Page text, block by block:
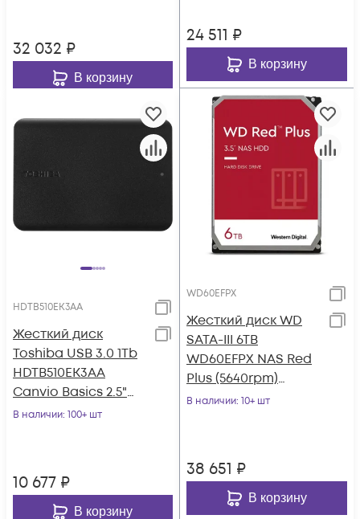
32 032 ₽
В корзину
24 511 ₽
В корзину
HDTB510EK3AA
Жесткий диск
Toshiba USB 3.0 1Tb
HDTB510EK3AA
Canvio Basics 2.5"
черный
В наличии: 100+ шт
10 677 ₽
В корзину
WD60EFPX
Жесткий диск WD
SATA-III 6TB
WD60EFPX NAS Red
Plus (5640rpm)
256Mb 3.5"
В наличии: 10+ шт
38 651 ₽
В корзину